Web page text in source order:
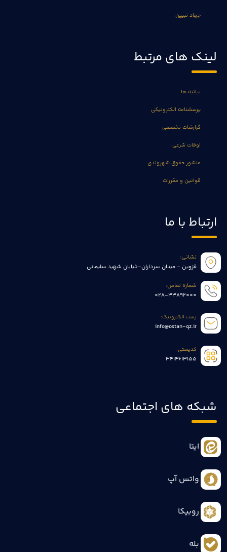
جهاد تبیین
لینک های مرتبط
بیانیه ها
پرسشنامه الکترونیکی
گزارشات تخصصی
اوقات شرعی
منشور حقوق شهروندی
قوانین و مقررات
ارتباط با ما
نشانی:
قزوین - میدان سرداران-خیابان شهید سلیمانی
شماره تماس:
028-33892000
پست الکترونیک:
info@ostan-qz.ir
کدپستی:
3414613155
شبکه های اجتماعی
ایتا
واتس آپ
روبیکا
بله